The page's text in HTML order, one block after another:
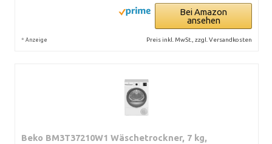
Bei Amazon
ansehen
* Anzeige Preis inkl. MwSt., zzgl. Versandkosten
Beko BM3T37210W1 Wäschetrockner, 7 kg,